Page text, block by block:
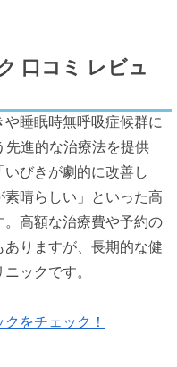
口コミ レビュ
睡眠時無呼吸症候群に
先進的な治療法を提供
びきが劇的に改善し
晴らしい」といった高
高額な治療費や予約の
りますが、長期的な健
ックです。
をチェック！